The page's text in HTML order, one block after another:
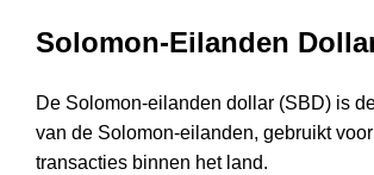
Solomon-Eilanden
De Solomon-eilanden dollar (SBD) is
van de Solomon-eilanden, gebruikt
transacties binnen het land.